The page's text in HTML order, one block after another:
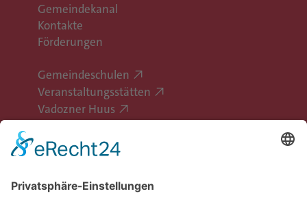
Gemeindekanal
Kontakte
Förderungen
Gemeindeschulen
Veranstaltungsstätten
Vadozner Huus